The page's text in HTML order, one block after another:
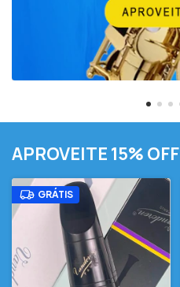
APROVEITE 15% OFF
GRÁTIS